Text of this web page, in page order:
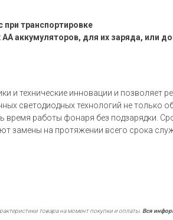
транспортировке
аккумуляторов, для их заряда, или
и технические инновации и позволяет
светодиодных технологий не только
время работы фонаря без подзарядки.
замены на протяжении всего срока
товара на момент покупки и оплаты. Вся